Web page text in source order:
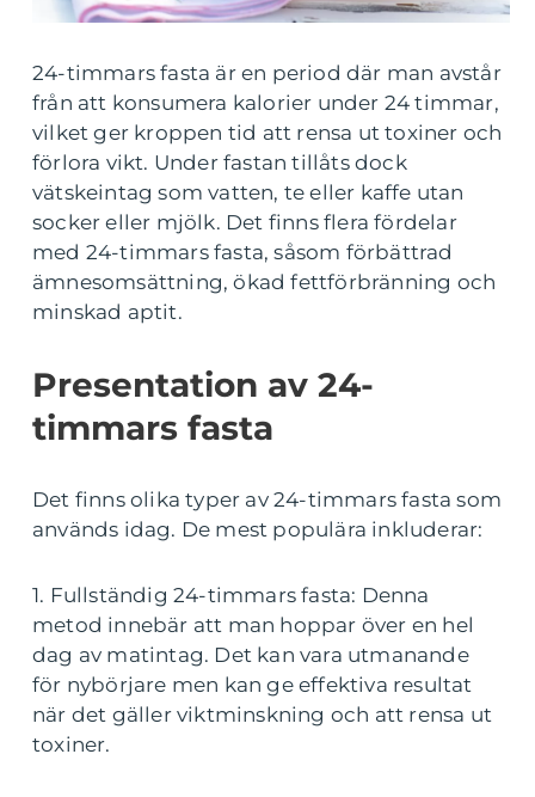
24-timmars fasta är en period där man avstår
från att konsumera kalorier under 24 timmar,
vilket ger kroppen tid att rensa ut toxiner och
förlora vikt. Under fastan tillåts dock
vätskeintag som vatten, te eller kaffe utan
socker eller mjölk. Det finns flera fördelar
med 24-timmars fasta, såsom förbättrad
ämnesomsättning, ökad fettförbränning och
minskad aptit.
Presentation av 24-
timmars fasta
Det finns olika typer av 24-timmars fasta som
används idag. De mest populära inkluderar:
1. Fullständig 24-timmars fasta: Denna
metod innebär att man hoppar över en hel
dag av matintag. Det kan vara utmanande
för nybörjare men kan ge effektiva resultat
när det gäller viktminskning och att rensa ut
toxiner.